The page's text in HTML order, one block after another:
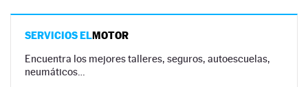
SERVICIOS ELMOTOR
Encuentra los mejores talleres, seguros, autoescuelas,
neumáticos…